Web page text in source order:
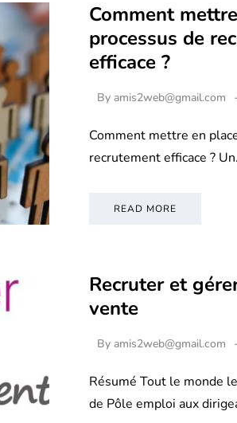
Comment
processus de
efficace ?
By amis2web@gmail.com
Comment mettre en
recrutement efficace ?
READ MORE
Recruter et
vente
By amis2web@gmail.com
Résumé Tout le monde
de Pôle emploi aux